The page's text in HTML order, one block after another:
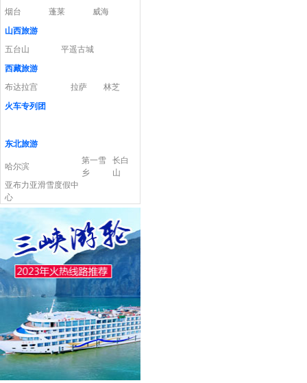
烟台
蓬莱
威海
山西旅游
五台山
平遥古城
西藏旅游
布达拉宫
拉萨
林芝
火车专列团
东北旅游
哈尔滨
第一雪
乡
长白
山
亚布力亚滑雪度假中
心